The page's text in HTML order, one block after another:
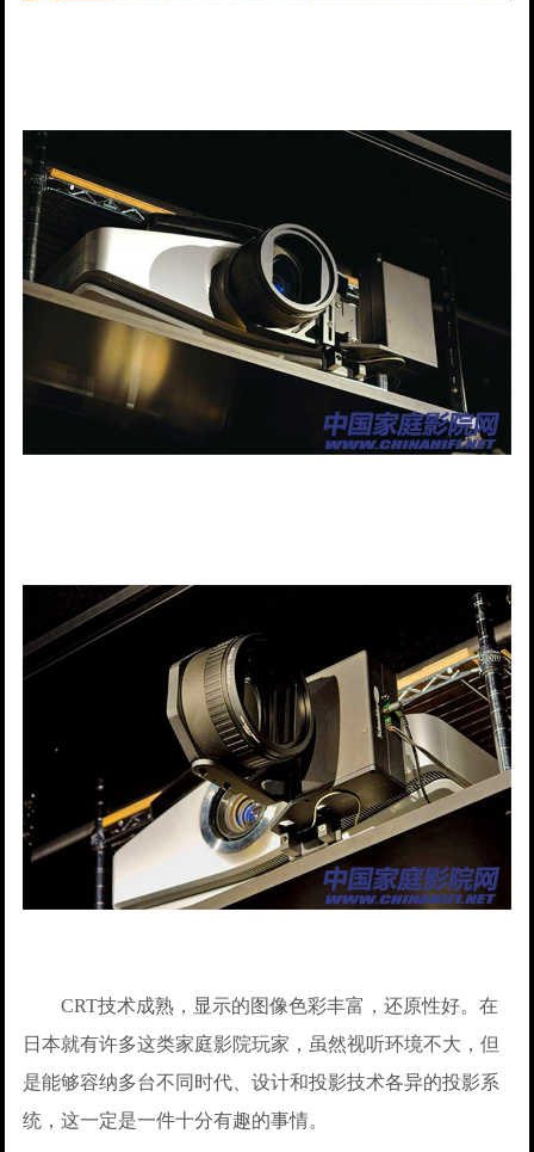
CRT技术成熟，显示的图像色彩丰富，还原性好。在
日本就有许多这类家庭影院玩家，虽然视听环境不大，但
是能够容纳多台不同时代、设计和投影技术各异的投影系
统，这一定是一件十分有趣的事情。